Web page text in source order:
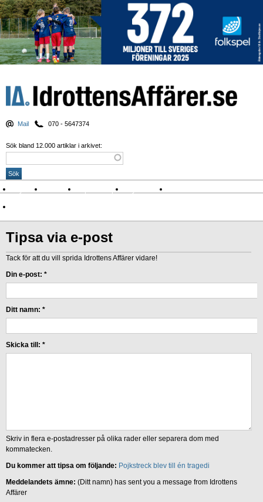
Mail 070 - 5647374
Sök bland 12.000 artiklar i arkivet:
Nyheter Krönikor Sport & spel Nyhetsbrev
Tipsa via e-post
Tack för att du vill sprida Idrottens Affärer vidare!
Din e-post: *
Ditt namn: *
Skicka till: *
Skriv in flera e-postadresser på olika rader eller separera dom med
kommatecken.
Du kommer att tipsa om följande: Pojkstreck blev till én tragedi
Meddelandets ämne: (Ditt namn) has sent you a message from Idrottens
Affärer